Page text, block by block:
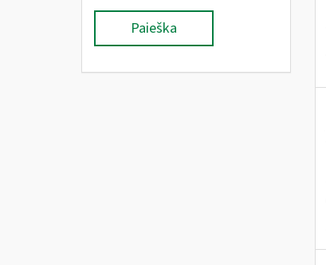
Paieška